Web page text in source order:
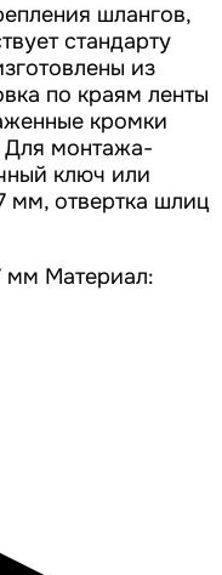
шлангов,
стандарту
из
по краям ленты
кромки
Для монтажа-
ключ или
мм, отвертка шлиц
Материал: